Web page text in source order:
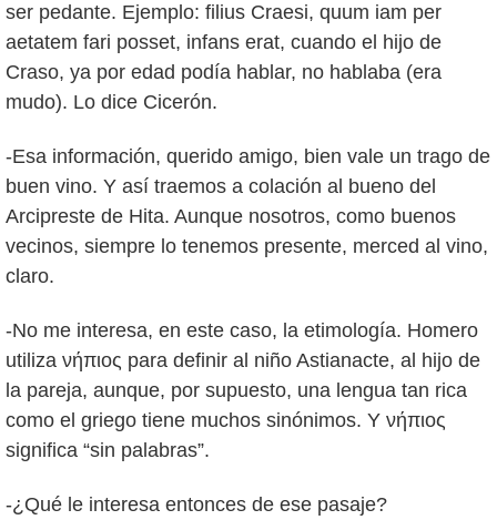
ser pedante. Ejemplo: filius Craesi, quum iam per
aetatem fari posset, infans erat, cuando el hijo de
Craso, ya por edad podía hablar, no hablaba (era
mudo). Lo dice Cicerón.
-Esa información, querido amigo, bien vale un trago de
buen vino. Y así traemos a colación al bueno del
Arcipreste de Hita. Aunque nosotros, como buenos
vecinos, siempre lo tenemos presente, merced al vino,
claro.
-No me interesa, en este caso, la etimología. Homero
utiliza νήπιος para definir al niño Astianacte, al hijo de
la pareja, aunque, por supuesto, una lengua tan rica
como el griego tiene muchos sinónimos. Y νήπιος
significa “sin palabras”.
-¿Qué le interesa entonces de ese pasaje?